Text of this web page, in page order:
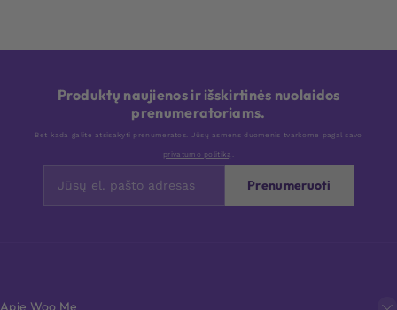
Produktų naujienos ir išskirtinės nuolaidos
prenumeratoriams.
Bet kada galite atsisakyti prenumeratos. Jūsų asmens duomenis tvarkome pagal savo
privatumo politiką .
Prenumeruoti
Apie Woo Me